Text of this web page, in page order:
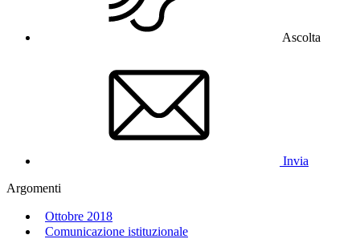
Ascolta
Invia
Argomenti
Ottobre 2018
Comunicazione istituzionale